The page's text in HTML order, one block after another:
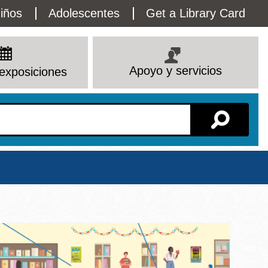
Adolescentes Get a Library Card
Apoyo y servicios
Ver todas